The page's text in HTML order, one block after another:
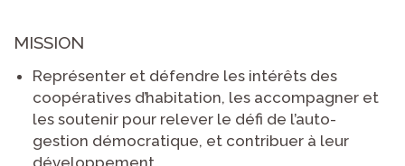
MISSION
Représenter et défendre les intérêts des
coopératives d’habitation, les accompagner et
les soutenir pour relever le défi de l’auto-
gestion démocratique, et contribuer à leur